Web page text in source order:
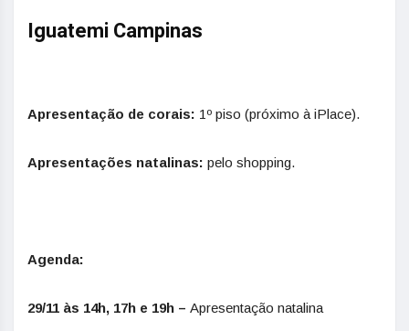
Iguatemi Campinas
Apresentação de corais: 1º piso (próximo à iPlace).
Apresentações natalinas: pelo shopping.
Agenda:
29/11 às 14h, 17h e 19h – Apresentação natalina